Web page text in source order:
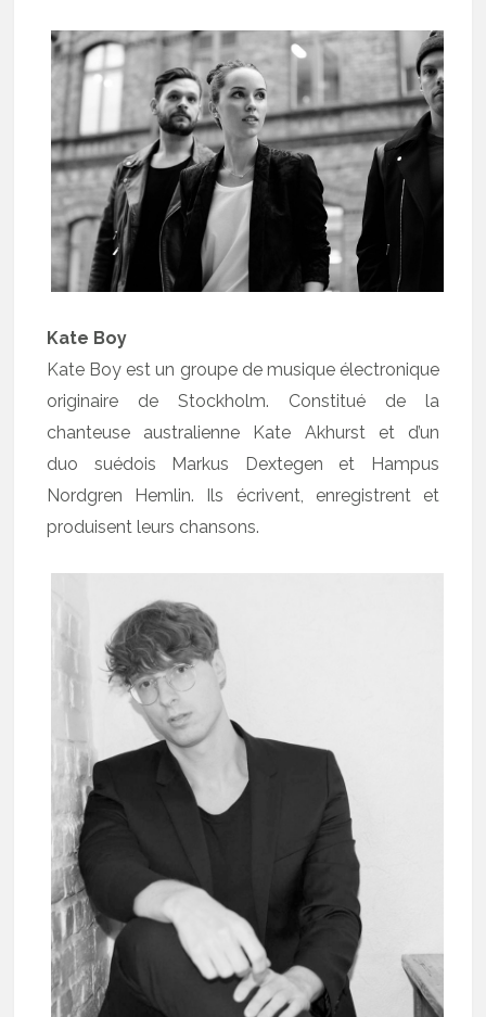
Kate Boy
Kate Boy est un groupe de musique électronique
originaire de Stockholm. Constitué de la
chanteuse australienne Kate Akhurst et d’un
duo suédois Markus Dextegen et Hampus
Nordgren Hemlin. Ils écrivent, enregistrent et
produisent leurs chansons.